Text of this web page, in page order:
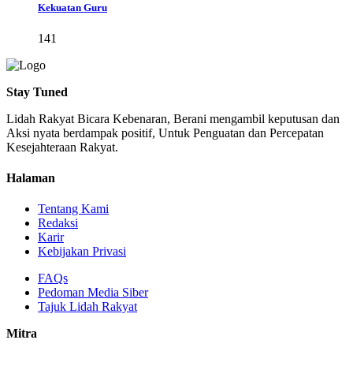
Kekuatan Guru
141
Stay Tuned
Lidah Rakyat Bicara Kebenaran, Berani mengambil keputusan dan
Aksi nyata berdampak positif, Untuk Penguatan dan Percepatan
Kesejahteraan Rakyat.
Halaman
Tentang Kami
Redaksi
Karir
Kebijakan Privasi
FAQs
Pedoman Media Siber
Tajuk Lidah Rakyat
Mitra